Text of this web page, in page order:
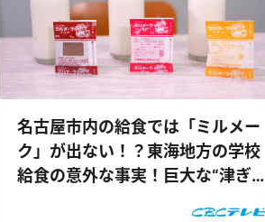
名古屋市内の給食では「ミルメー
ク」が出ない！？東海地方の学校
給食の意外な事実！巨大な“津ぎょ